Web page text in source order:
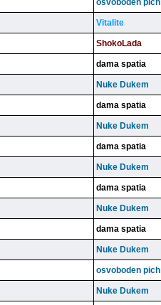
osvoboden pich
Vitalite
ShokoLada
dama spatia
Nuke Dukem
dama spatia
Nuke Dukem
dama spatia
Nuke Dukem
dama spatia
Nuke Dukem
dama spatia
Nuke Dukem
osvoboden pich
Nuke Dukem